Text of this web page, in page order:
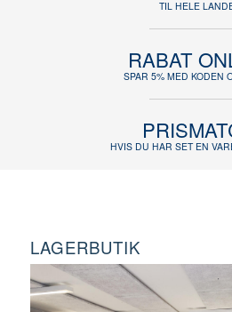
TIL HELE
RABAT
SPAR 5% MED KODEN
HVIS DU HAR SET EN
LAGERBUTIK